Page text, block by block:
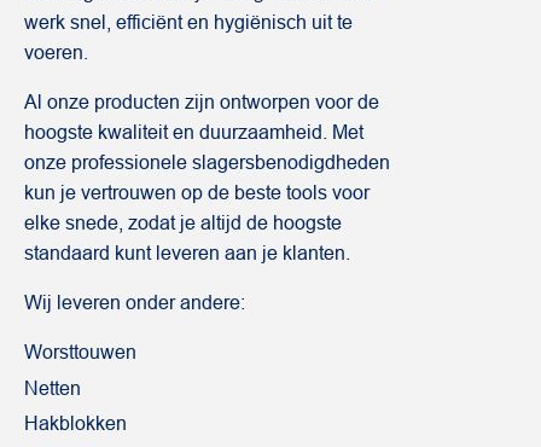
werk snel, efficiënt en hygiënisch uit te
voeren.
Al onze producten zijn ontworpen voor de
hoogste kwaliteit en duurzaamheid. Met
onze professionele slagersbenodigdheden
kun je vertrouwen op de beste tools voor
elke snede, zodat je altijd de hoogste
standaard kunt leveren aan je klanten.
Wij leveren onder andere:
Worsttouwen
Netten
Hakblokken